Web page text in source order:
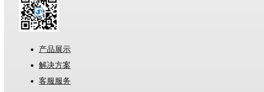
产品展示
解决方案
客服服务